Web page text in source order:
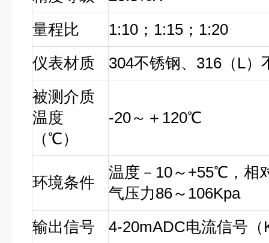
量程比
1:10；1:15；1:20
仪表材质
304不锈钢、316（L）
被测介质
温度
（℃）
-20～＋120℃
环境条件
温度－10～+55℃，相
气压力86～106Kpa
输出信号
4-20mADC电流信号